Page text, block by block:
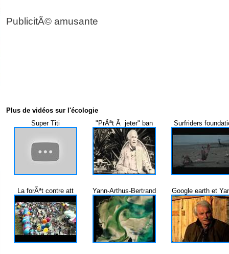
PublicitÃ© amusante
Plus de vidéos sur l'écologie
Super Titi
"PrÃªt Ã jeter" ban Surfriders
La forÃªt contre att Yann-Arthus-Bertrand Google earth et